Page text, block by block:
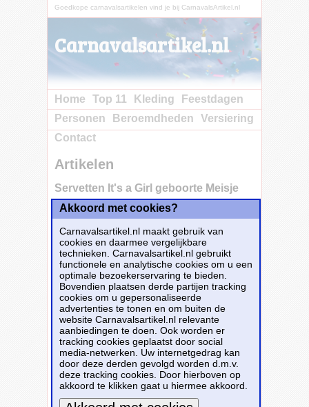
Goedkope carnavalsartikelen vind je bij CarnavalsArtikel.nl
Carnavalsartikel.nl
Home Top 11 Kleding
Feestdagen
Personen
Beroemdheden
Versiering
Contact
Artikelen
Servetten It's a Girl geboorte Meisje
Akkoord met cookies?
Carnavalsartikel.nl maakt gebruik van
cookies en daarmee vergelijkbare
technieken. Carnavalsartikel.nl gebruikt
functionele en analytische cookies om u een
optimale bezoekerservaring te bieden.
Bovendien plaatsen derde partijen tracking
cookies om u gepersonaliseerde
advertenties te tonen en om buiten de
website Carnavalsartikel.nl relevante
aanbiedingen te doen. Ook worden er
tracking cookies geplaatst door social
media-netwerken. Uw internetgedrag kan
door deze derden gevolgd worden d.m.v.
deze tracking cookies. Door hierboven op
akkoord te klikken gaat u hiermee akkoord.